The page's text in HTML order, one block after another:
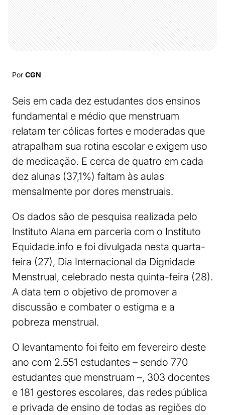
Por CGN
Seis em cada dez estudantes dos ensinos
fundamental e médio que menstruam
relatam ter cólicas fortes e moderadas que
atrapalham sua rotina escolar e exigem uso
de medicação. E cerca de quatro em cada
dez alunas (37,1%) faltam às aulas
mensalmente por dores menstruais.
Os dados são de pesquisa realizada pelo
Instituto Alana em parceria com o Instituto
Equidade.info e foi divulgada nesta quarta-
feira (27), Dia Internacional da Dignidade
Menstrual, celebrado nesta quinta-feira (28).
A data tem o objetivo de promover a
discussão e combater o estigma e a
pobreza menstrual.
O levantamento foi feito em fevereiro deste
ano com 2.551 estudantes – sendo 770
estudantes que menstruam –, 303 docentes
e 181 gestores escolares, das redes pública
e privada de ensino de todas as regiões do